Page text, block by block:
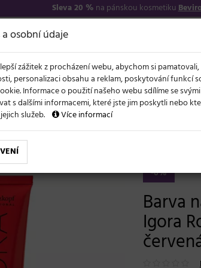
Sleva 20 % na pánskou kosmetiku
NOVĚ LÉTO A VLASY AKCE
barvy Barva na vlasy
-6%
Barva
Igora
osobní údaje
zážitek z procházení webu, abychom si
personalizaci obsahu a reklam, poskytování funkcí
Informace o použití našeho webu sdílíme se
s dalšími informacemi, které jste jim poskytli nebo
služeb.
Více informací